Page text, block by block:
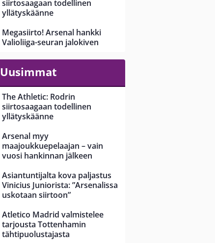
siirtosaagaan todellinen
yllätyskäänne
Megasiirto! Arsenal hankki
Valioliiga-seuran jalokiven
Uusimmat
The Athletic: Rodrin
siirtosaagaan todellinen
yllätyskäänne
Arsenal myy
maajoukkuepelaajan – vain
vuosi hankinnan jälkeen
Asiantuntijalta kova paljastus
Vinicius Juniorista: ”Arsenalissa
uskotaan siirtoon”
Atletico Madrid valmistelee
tarjousta Tottenhamin
tähtipuolustajasta